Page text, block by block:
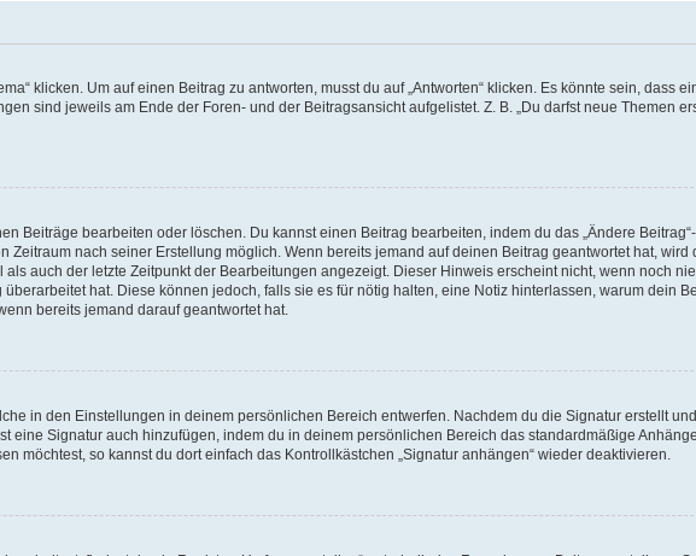
klicken. Um auf einen Beitrag zu antworten, musst du auf „Antworten“ klicken. Es könnte sein, dass
sind jeweils am Ende der Foren- und der Beitragsansicht aufgelistet. Z. B. „Du darfst neue Themen
Beiträge bearbeiten oder löschen. Du kannst einen Beitrag bearbeiten, indem du das „Ändere
nach seiner Erstellung möglich. Wenn bereits jemand auf deinen Beitrag geantwortet hat, wird
auch der letzte Zeitpunkt der Bearbeitungen angezeigt. Dieser Hinweis erscheint nicht, wenn noch
hat. Diese können jedoch, falls sie es für nötig halten, eine Notiz hinterlassen, warum dein
bereits jemand darauf geantwortet hat.
in den Einstellungen in deinem persönlichen Bereich entwerfen. Nachdem du die Signatur erstellt
eine Signatur auch hinzufügen, indem du in deinem persönlichen Bereich das standardmäßige
möchtest, so kannst du dort einfach das Kontrollkästchen „Signatur anhängen“ wieder deaktivieren.